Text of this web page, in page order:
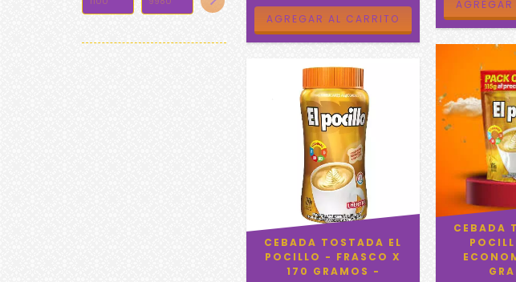
CEBADA TOSTADA EL
POCILLO - FRASCO X
170 GRAMOS -
CEBADA